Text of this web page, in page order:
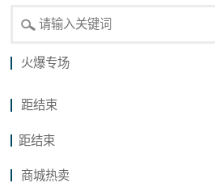
火爆专场
距结束
距结束
商城热卖